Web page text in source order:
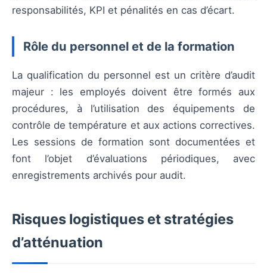
responsabilités, KPI et pénalités en cas d’écart.
Rôle du personnel et de la formation
La qualification du personnel est un critère d’audit
majeur : les employés doivent être formés aux
procédures, à l’utilisation des équipements de
contrôle de température et aux actions correctives.
Les sessions de formation sont documentées et
font l’objet d’évaluations périodiques, avec
enregistrements archivés pour audit.
Risques logistiques et stratégies
d’atténuation